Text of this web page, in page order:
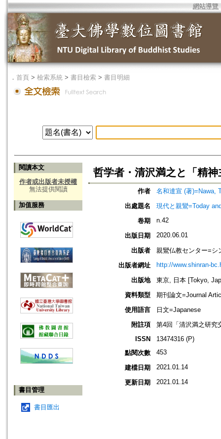
網站導覽
． 首頁 > 檢索系統 > 書目檢索 > 書目明細
閱讀本文
作者或出版者未授權
無法提供閱讀
加值服務
書目管理
書目匯出
哲学者・清沢満之と「精
作者
名和達宣 (著)=Nawa,
出處題名
現代と親鸞=Today
卷期
n.42
出版日期 2020.06.01
出版者
親鸞仏教センター=シ
出版者網址
http://www.shinran-
出版地
東京, 日本 [Tokyo,
資料類型
期刊論文=Journal
使用語言
日文=Japanese
附註項
第4回「清沢満之研究
ISSN
13474316 (P)
點閱次數
453
建檔日期 2021.01.14
更新日期 2021.01.14